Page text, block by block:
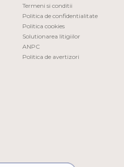
Termeni si conditii
Politica de confidentialitate
Politica cookies
Solutionarea litigiilor
ANPC
Politica de avertizori